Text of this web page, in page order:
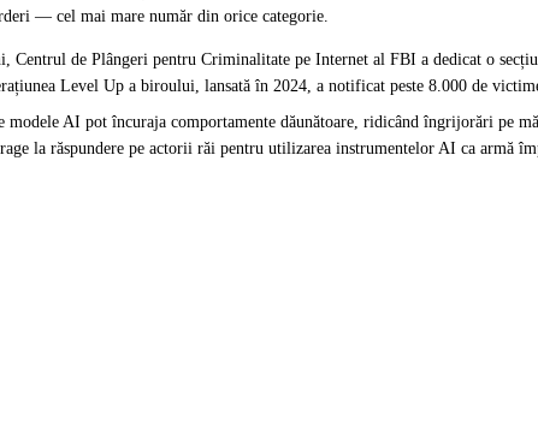
— cel mai mare număr din orice categorie.
Centrul de Plângeri pentru Criminalitate pe Internet al FBI a dedicat o
Level Up a biroului, lansată în 2024, a notificat peste 8.000 de
modele AI potîncuraja comportamente dăunătoare, ridicând îngrijorări pe
la răspundere pe actorii răi pentru utilizarea instrumentelor AI ca armă